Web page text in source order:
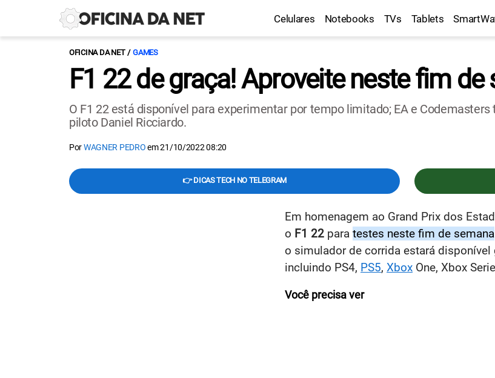
Celulares Notebooks TVs Tablets
OFICINA DA NET GAMES
F1 22 de graça! Aproveite neste fim de
O F1 22 está disponível para experimentar por tempo limitado; EA e
piloto Daniel Ricciardo.
PorWAGNER PEDROem21/10/2022 08:20
👉 DICAS TECH NO TELEGRAM
Em homenagem ao Grand Prix dos
o F1 22 para testes neste fim de semana
o simulador de corrida estará
incluindo PS4, PS5, Xbox One, Xbox
Você precisa ver